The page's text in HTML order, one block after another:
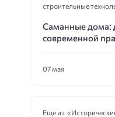
строительные
Саманные дома:
современной
07 мая
Еще из